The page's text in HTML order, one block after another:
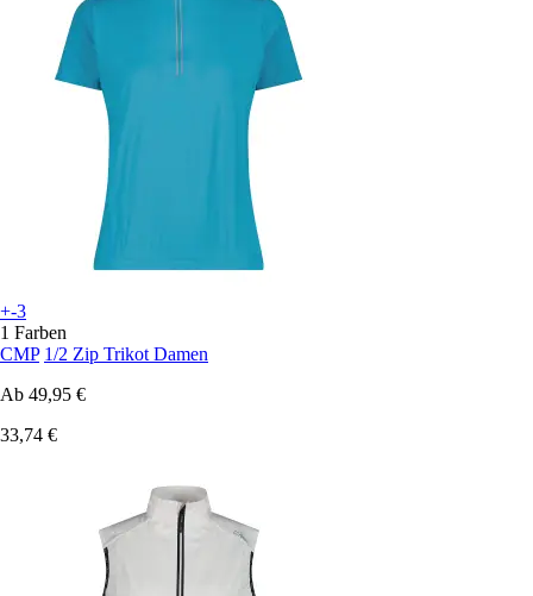
+-3
1 Farben
CMP 1/2 Zip Trikot Damen
Ab 49,95 €
33,74 €